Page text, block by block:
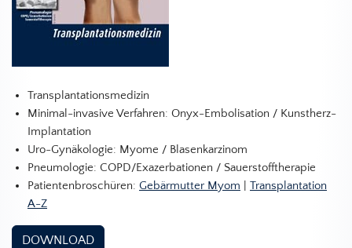
Transplantationsmedizin
Minimal-invasive Verfahren: Onyx-Embolisation / Kunstherz-
Implantation
Uro-Gynäkologie: Myome / Blasenkarzinom
Pneumologie: COPD/Exazerbationen / Sauerstofftherapie
Patientenbroschüren: Gebärmutter Myom
Transplantation
A-Z
DOWNLOAD